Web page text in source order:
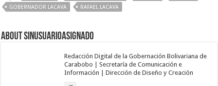
GOBERNADOR LACAVA
RAFAEL LACAVA
About sinusuarioasignado
Redacción Digital de la Gobernación Bolivariana de
Carabobo | Secretaría de Comunicación e
Información | Dirección de Diseño y Creación